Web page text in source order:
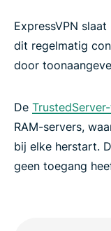
ExpressVPN
dit regelmatig
door
De
RAM-servers,
bij elke herstart.
geen toegang